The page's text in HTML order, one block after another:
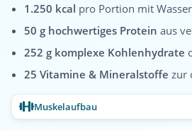
1.250 kcal pro Portion mit Wasser
50 g hochwertiges Protein aus
252 g komplexe Kohlenhydrate
25 Vitamine & Mineralstoffe zur
Muskelaufbau